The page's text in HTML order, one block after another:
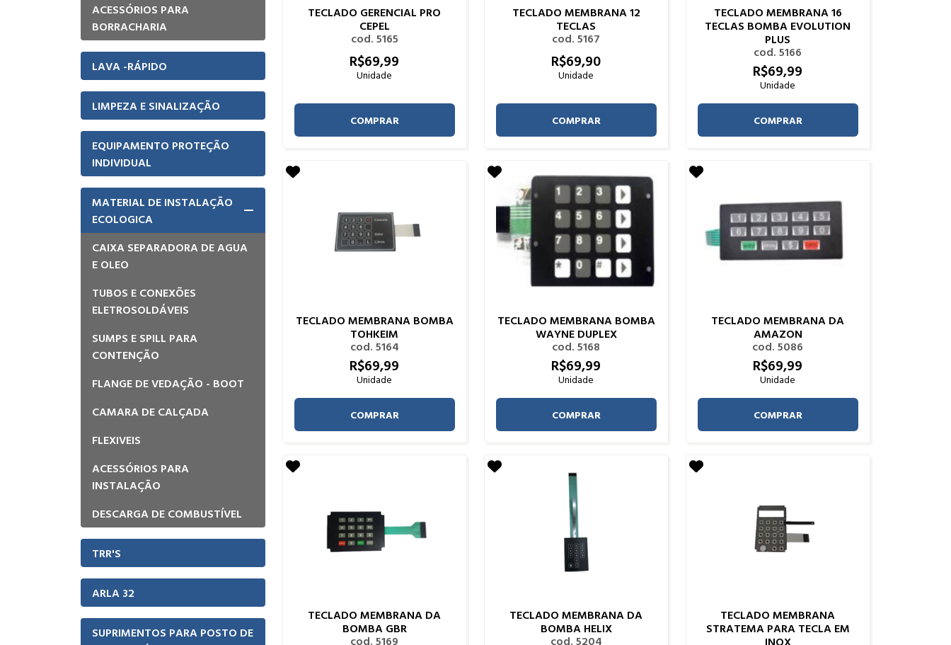
ACESSÓRIOS PARA
BORRACHARIA
LAVA -RÁPIDO
LIMPEZA E SINALIZAÇÃO
EQUIPAMENTO PROTEÇÃO
INDIVIDUAL
MATERIAL DE INSTALAÇÃO
ECOLOGICA
CAIXA SEPARADORA DE AGUA
E OLEO
TUBOS E CONEXÕES
ELETROSOLDÁVEIS
SUMPS E SPILL PARA
CONTENÇÃO
FLANGE DE VEDAÇÃO - BOOT
CAMARA DE CALÇADA
FLEXIVEIS
ACESSÓRIOS PARA
INSTALAÇÃO
DESCARGA DE COMBUSTÍVEL
TRR'S
ARLA 32
SUPRIMENTOS PARA POSTO DE
TECLADO GERENCIAL PRO
CEPEL
cod. 5165
R$69,99
Unidade
COMPRAR
TECLADO MEMBRANA 12
TECLAS
cod. 5167
R$69,90
Unidade
COMPRAR
TECLADO MEMBRANA 16
TECLAS BOMBA EVOLUTION
PLUS
cod. 5166
R$69,99
Unidade
COMPRAR
TECLADO MEMBRANA BOMBA
TOHKEIM
cod. 5164
R$69,99
Unidade
COMPRAR
TECLADO MEMBRANA BOMBA
WAYNE DUPLEX
cod. 5168
R$69,99
Unidade
COMPRAR
TECLADO MEMBRANA DA
AMAZON
cod. 5086
R$69,99
Unidade
COMPRAR
TECLADO MEMBRANA DA
BOMBA GBR
cod. 5169
TECLADO MEMBRANA DA
BOMBA HELIX
cod. 5204
TECLADO MEMBRANA
STRATEMA PARA TECLA EM
INOX